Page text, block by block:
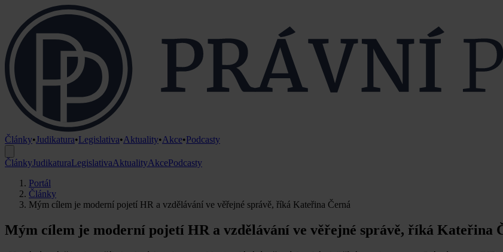
Články•Judikatura•Legislativa•Aktuality•Akce•Podcasty
ČlánkyJudikaturaLegislativaAktualityAkcePodcasty
Portál
Články
Mým cílem je moderní pojetí HR a vzdělávání ve věřejné správě, říká Kateřina Černá
Mým cílem je moderní pojetí HR a vzdělávání ve věřejné správě, říká Kateřina